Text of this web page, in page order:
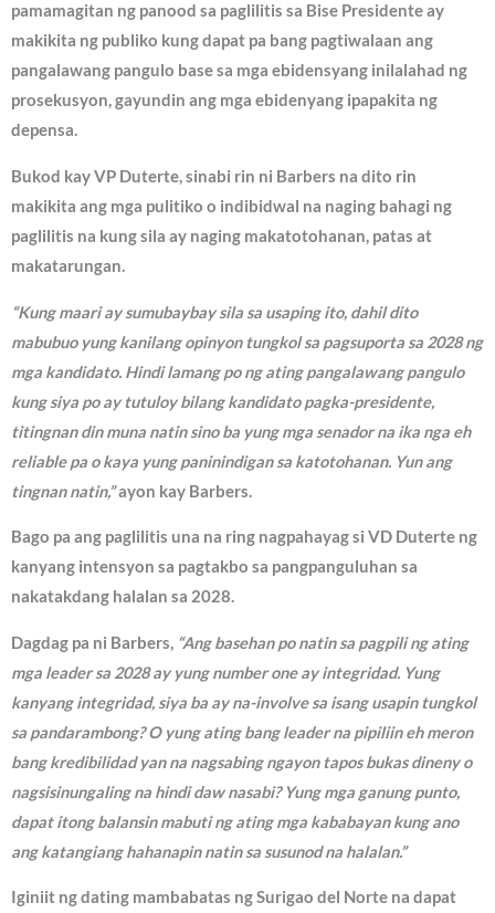
pamamagitan ng panood sa paglilitis sa Bise Presidente ay
makikita ng publiko kung dapat pa bang pagtiwalaan ang
pangalawang pangulo base sa mga ebidensyang inilalahad ng
prosekusyon, gayundin ang mga ebidenyang ipapakita ng
depensa.
Bukod kay VP Duterte, sinabi rin ni Barbers na dito rin
makikita ang mga pulitiko o indibidwal na naging bahagi ng
paglilitis na kung sila ay naging makatotohanan, patas at
makatarungan.
“Kung maari ay sumubaybay sila sa usaping ito, dahil dito
mabubuo yung kanilang opinyon tungkol sa pagsuporta sa 2028 ng
mga kandidato. Hindi lamang po ng ating pangalawang pangulo
kung siya po ay tutuloy bilang kandidato pagka-presidente,
titingnan din muna natin sino ba yung mga senador na ika nga eh
reliable pa o kaya yung paninindigan sa katotohanan. Yun ang
tingnan natin,”ayon kay Barbers.
Bago pa ang paglilitis una na ring nagpahayag si VD Duterte ng
kanyang intensyon sa pagtakbo sa pangpanguluhan sa
nakatakdang halalan sa 2028.
Dagdag pa ni Barbers, “Ang basehan po natin sa pagpili ng ating
mga leader sa 2028 ay yung number one ay integridad. Yung
kanyang integridad, siya ba ay na-involve sa isang usapin tungkol
sa pandarambong? O yung ating bang leader na pipiliin eh meron
bang kredibilidad yan na nagsabing ngayon tapos bukas dineny o
nagsisinungaling na hindi daw nasabi? Yung mga ganung punto,
dapat itong balansin mabuti ng ating mga kababayan kung ano
ang katangiang hahanapin natin sa susunod na halalan.”
Iginiit ng dating mambabatas ng Surigao del Norte na dapat